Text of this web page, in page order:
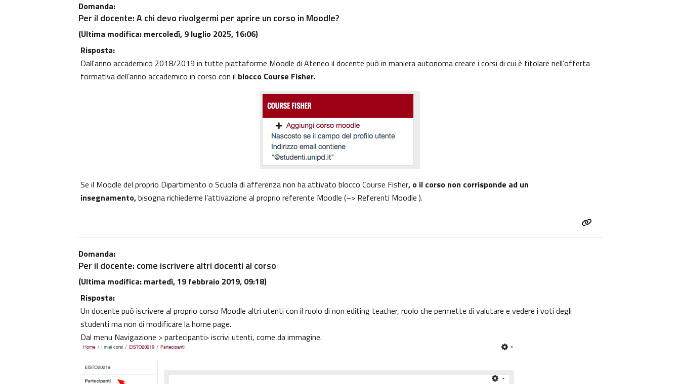
Domanda:
Per il docente: A chi devo rivolgermi per aprire un corso in Moodle?
(Ultima modifica: mercoledì, 9 luglio 2025, 16:06)
Risposta:
Dall'anno accademico 2018/2019 in tutte piattaforme Moodle di Ateneo il docente può in maniera autonoma creare i corsi di cui è titolare nell’offerta
formativa dell’anno accademico in corso con il blocco Course Fisher.
Se il Moodle del proprio Dipartimento o Scuola di afferenza non ha attivato blocco Course Fisher, o il corso non corrisponde ad un
insegnamento,bisogna richiederne l’attivazione al proprio referente Moodle (–> Referenti Moodle ).
Domanda:
Per il docente: come iscrivere altri docenti al corso
(Ultima modifica: martedì, 19 febbraio 2019, 09:18)
Risposta:
Un docente può iscrivere al proprio corso Moodle altri utenti con il ruolo di non editing teacher, ruolo che permette di valutare e vedere i voti degli
studenti ma non di modificare la home page.
Dal menu Navigazione > partecipanti> iscrivi utenti, come da immagine.